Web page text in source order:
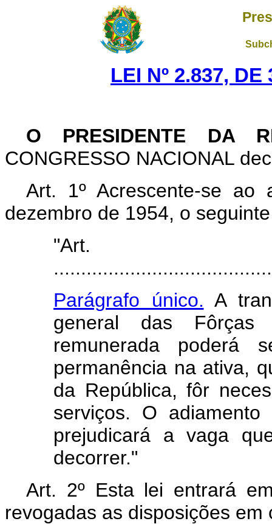
LEI Nº 2.837,
O PRESIDENTE DA
CONGRESSO NACIONAL
Art. 1º Acrescente-se
dezembro de 1954, o
Parágrafo único. A
general das
remunerada
permanência na ativa,
da República, fôr
serviços. O
prejudicará a vaga
decorrer."
Art. 2º Esta lei entrará
revogadas as disposições em